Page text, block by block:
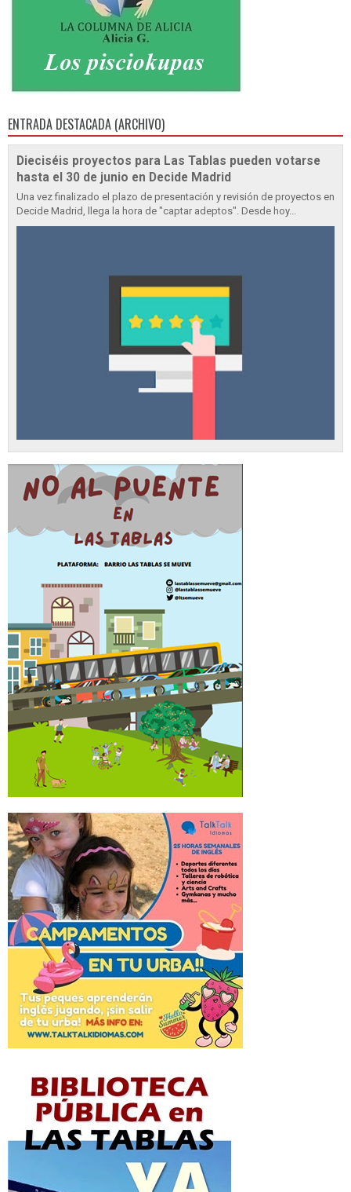
ENTRADA DESTACADA (ARCHIVO)
Dieciséis proyectos para Las Tablas pueden votarse
hasta el 30 de junio en Decide Madrid
Una vez finalizado el plazo de presentación y revisión de proyectos en
Decide Madrid, llega la hora de "captar adeptos". Desde hoy...